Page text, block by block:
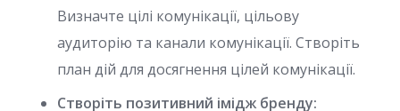
Визначте цілі комунікації, цільову
аудиторію та канали комунікації. Створіть
план дій для досягнення цілей комунікації.
Створіть позитивний імідж бренду: